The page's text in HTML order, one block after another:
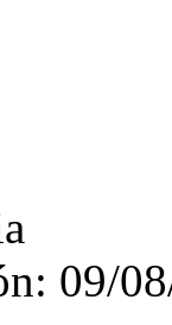
09/